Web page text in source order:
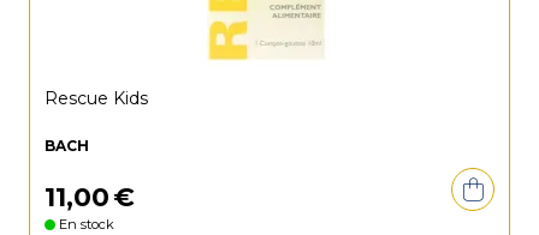
Rescue Kids
BACH
11,00€
En stock